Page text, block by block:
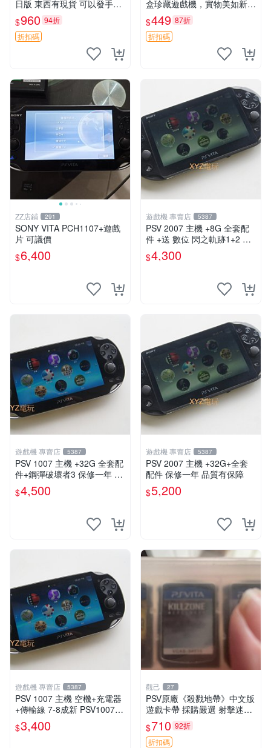
日版 東西有現貨 可以發手物
品 無質量問題售不退不換
$960 94折
折扣碼
盒珍藏遊戲機，實物美如新，
嚴選推薦 閃之軌跡 日版 PSV
原裝帶盒
$449 87折
折扣碼
ZZ店鋪 291
SONY VITA PCH1107+遊戲
片 可議價
$6,400
遊戲機 專賣店 5387
PSV 2007 主機 +8G 全套配
件 +送 數位 閃之軌跡1+2 保
修一年 品質有保障
$4,300
遊戲機 專賣店 5387
PSV 1007 主機 +32G 全套配
件+鋼彈破壞者3 保修一年 品
質有保障 psvita
$4,500
遊戲機 專賣店 5387
PSV 2007 主機 +32G+全套
配件 保修一年 品質有保障
$5,200
遊戲機 專賣店 5387
PSV 1007 主機 空機+充電器
+傳輸線 7-8成新 PSV1007
一年保修
$3,400
觀己 27
PSV原廠《殺戮地帶》中文版
遊戲卡帶 採購嚴選 射擊迷必
備 成色尚佳 插入即玩 殺戮地
帶 PSV 射擊 游戲
$710 92折
折扣碼